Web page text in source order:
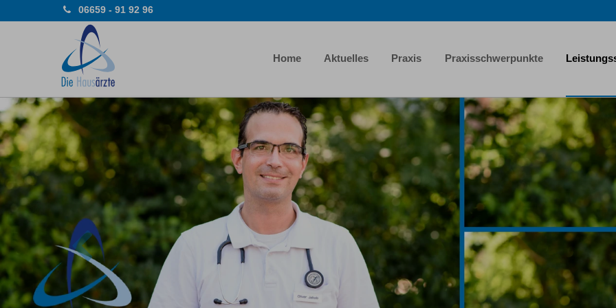
06659 - 91 92 96
Home Aktuelles Praxis Praxisschwerpunkte
Previous